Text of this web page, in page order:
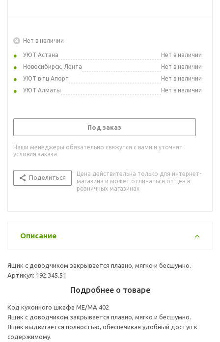
Нет в наличии
УЮТ Астана
Нет в наличии
Новосибирск, Лента
Нет в наличии
УЮТ в тц Апорт
Нет в наличии
УЮТ Алматы
Нет в наличии
Под заказ
Наши менеджеры обязательно свяжутся с вами и уточнят
условия заказа
Поделиться
Цена действительна только для интернет-
магазина и может отличаться от цен в
розничных магазинах
Описание
Ящик с доводчиком закрывается плавно, мягко и бесшумно.
Артикул: 192.345.51
Подробнее о товаре
Код кухонного шкафа ME/MA 402
Ящик с доводчиком закрывается плавно, мягко и бесшумно.
Ящик выдвигается полностью, обеспечивая удобный доступ к
содержимому.